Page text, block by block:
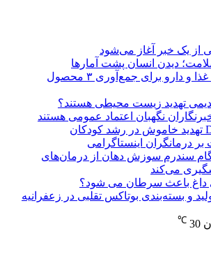
از یک خبر آغاز می‌شود
دیدن انسان پشت آمارها
دستور سازمان غذا و دارو برای جمع‌آوری ۳ محصول
تهدید زیست محیطی هستند؟
نگهبان اعتماد عمومی هستند
درمانگران اینستاگرامی
سندرم سوزش دهان از درمان‌های
می‌کند
داغ باعث سرطان می شود؟
و بسته‌بندی بوتاکس تقلبی در زعفرانیه
30
℃